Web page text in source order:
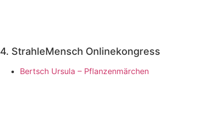
4. StrahleMensch Onlinekongress
Bertsch Ursula – Pflanzenmärchen